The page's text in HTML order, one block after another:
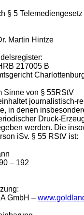
§ 5 Telemediengesetz
Martin Hintze
217005 B
Sinne von § 55RStV
journalistisch-
in denen
Druck-
werden. Die
iSv. § 55 RStV ist:
– 192
GmbH –